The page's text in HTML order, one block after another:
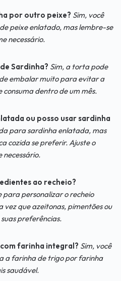
por outro peixe? Sim, você
peixe enlatado, mas lembre-se
necessário.
Sardinha? Sim, a torta pode
embalar muito para evitar a
dentro de um mês.
ou posso usar sardinha
para sardinha enlatada, mas
cozida se preferir. Ajuste o
necessário.
ao recheio?
personalizar o recheio
que azeitonas, pimentões ou
preferências.
farinha integral? Sim, você
a farinha de trigo por farinha
saudável.